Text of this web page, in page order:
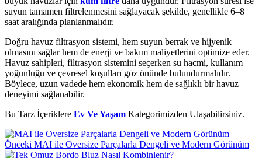
suyun tamamen filtrelenmesini sağlayacak şekilde, genellikle 6–8
saat aralığında planlanmalıdır.
Doğru havuz filtrasyon sistemi, hem suyun berrak ve hijyenik
olmasını sağlar hem de enerji ve bakım maliyetlerini optimize eder.
Havuz sahipleri, filtrasyon sistemini seçerken su hacmi, kullanım
yoğunluğu ve çevresel koşulları göz önünde bulundurmalıdır.
Böylece, uzun vadede hem ekonomik hem de sağlıklı bir havuz
deneyimi sağlanabilir.
Bu Tarz İçeriklere Ev Ve Yaşam Kategorimizden Ulaşabilirsiniz.
Önceki MAI ile Oversize Parçalarla Dengeli ve Modern Görünüm